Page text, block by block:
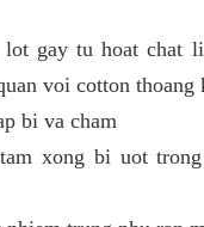
lot gay tu hoat chat
voi cotton thoang
bi va cham
xong bi uot